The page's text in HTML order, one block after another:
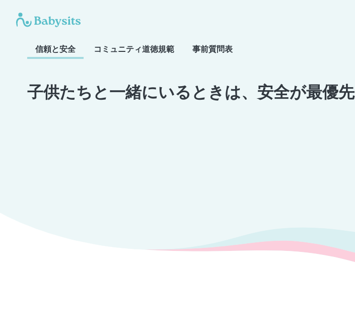
信頼と安全 コミュニティ道徳規範 事前質問表
子供たちと一緒にいるときは、安全が最優先